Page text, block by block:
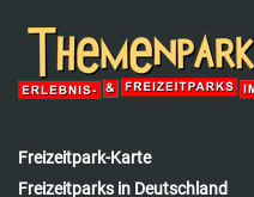
Freizeitpark-Karte
Freizeitparks in Deutschland